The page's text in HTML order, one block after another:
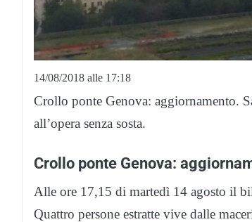
14/08/2018 alle 17:18
Crollo ponte Genova: aggiornamento.
all’opera senza sosta.
Crollo ponte Genova:
Alle ore 17,15 di martedì 14 agosto il
Quattro persone estratte vive dalle